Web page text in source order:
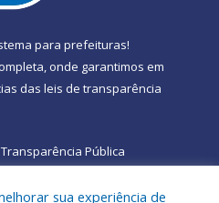
para prefeituras!
onde garantimos em
das leis de transparência
Pública
sua experiência de